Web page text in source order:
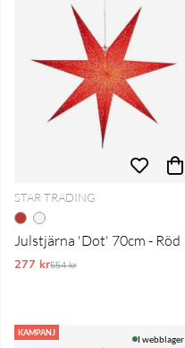
STAR TRADING
Julstjärna 'Dot' 70cm - Röd
277 krOrdinarie pris:
554 kr
KAMPANJ
I webblager